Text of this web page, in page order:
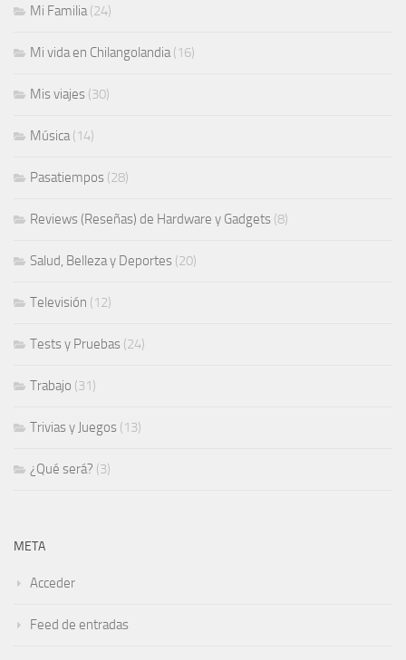
Mi Familia(24)
Mi vida en Chilangolandia(16)
Mis viajes (30)
Música(14)
Pasatiempos (28)
Reviews (Reseñas) de Hardware y Gadgets (8)
Salud, Belleza y Deportes (20)
Televisión (12)
Tests y Pruebas (24)
Trabajo (31)
Trivias y Juegos (13)
¿Qué será? (3)
META
Acceder
Feed de entradas